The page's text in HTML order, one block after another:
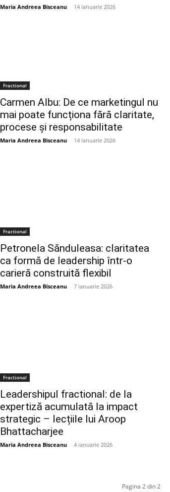
Maria Andreea Bisceanu - 14 ianuarie 2026
Fractional
Carmen Albu: De ce marketingul nu
mai poate funcționa fără claritate,
procese și responsabilitate
Maria Andreea Bisceanu - 14 ianuarie 2026
Fractional
Petronela Sănduleasa: claritatea
ca formă de leadership într-o
carieră construită flexibil
Maria Andreea Bisceanu - 7 ianuarie 2026
Fractional
Leadershipul fractional: de la
expertiză acumulată la impact
strategic – lecțiile lui Aroop
Bhattacharjee
Maria Andreea Bisceanu - 4 ianuarie 2026
Pagina 2 din 2